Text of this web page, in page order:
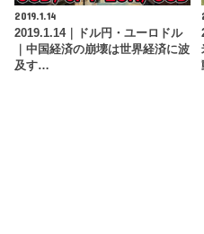
2019.1.14
2019.1.14｜ドル円・ユーロドル
｜中国経済の崩壊は世界経済に波
及す…